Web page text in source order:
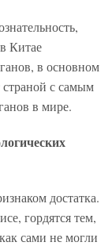
Китае
в основном
страной с самым
в мире.
достатка.
гордятся тем,
сами не могли